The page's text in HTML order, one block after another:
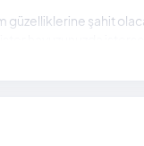
güzelliklerine şahit
havuzunuzda
eğlenceli vakit